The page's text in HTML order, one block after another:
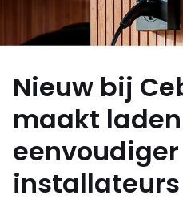
Nieuw bij
maakt laden
installateurs